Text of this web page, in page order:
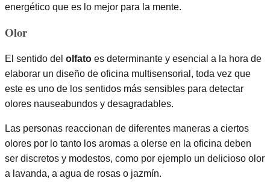
energético que es lo mejor para la mente.
Olor
El sentido del olfato es determinante y esencial a la hora de
elaborar un diseño de oficina multisensorial, toda vez que
este es uno de los sentidos más sensibles para detectar
olores nauseabundos y desagradables.
Las personas reaccionan de diferentes maneras a ciertos
olores por lo tanto los aromas a olerse en la oficina deben
ser discretos y modestos, como por ejemplo un delicioso olor
a lavanda, a agua de rosas o jazmín.